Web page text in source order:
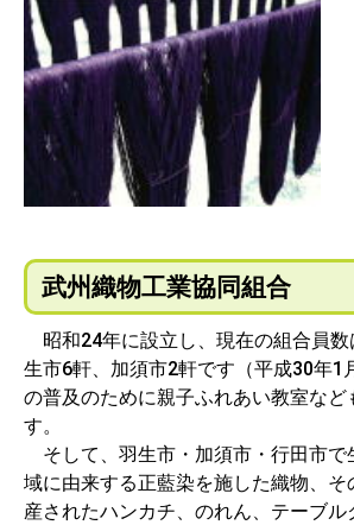
武州織物工業協同組合
昭和24年に設立し、現在の組合員数
生市6軒、加須市2軒です（平成30年1
の普及のために親子ふれあい教室など
す。
そして、羽生市・加須市・行田市で
域に由来する正藍染を施した織物、そ
産されたハンカチ、のれん、テーブル